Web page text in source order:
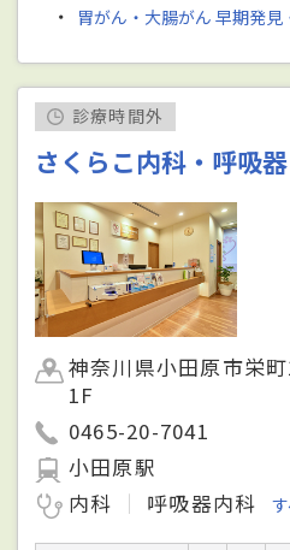
・ 胃がん・大腸がん 早期発
診療時間外
さくらこ内科・呼吸
神奈川県小田原市栄
1F
0465-20-7041
小田原駅
内科
呼吸器内科